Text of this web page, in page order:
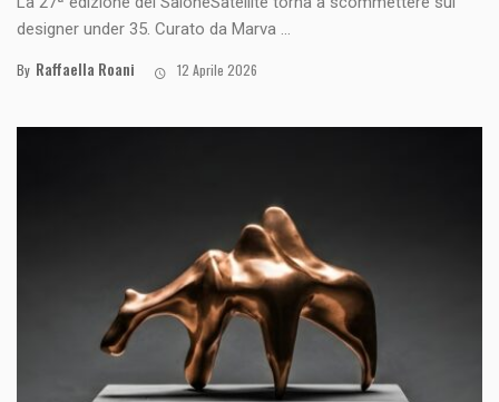
designer under 35. Curato da Marva ...
By Raffaella Roani 12 Aprile 2026